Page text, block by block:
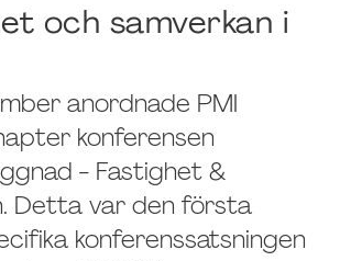
och samverkan i
anordnade PMI
konferensen
- Fastighet &
Detta var den första
konferenssatsningen